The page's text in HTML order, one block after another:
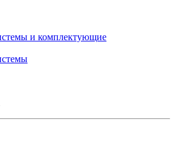
и комплектующие